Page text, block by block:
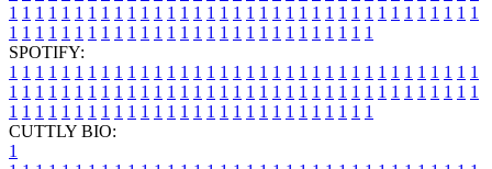
1 1 1 1 1 1 1 1 1 1 1 1 1 1 1 1 1 1 1 1 1 1 1 1 1 1 1 1 1 1 1 1 1 1 1 1
1 1 1 1 1 1 1 1 1 1 1 1 1 1 1 1 1 1 1 1 1 1 1 1 1 1 1 1
SPOTIFY:
1 1 1 1 1 1 1 1 1 1 1 1 1 1 1 1 1 1 1 1 1 1 1 1 1 1 1 1 1 1 1 1 1 1 1 1
1 1 1 1 1 1 1 1 1 1 1 1 1 1 1 1 1 1 1 1 1 1 1 1 1 1 1 1 1 1 1 1 1 1 1 1
1 1 1 1 1 1 1 1 1 1 1 1 1 1 1 1 1 1 1 1 1 1 1 1 1 1 1 1
CUTTLY BIO:
1